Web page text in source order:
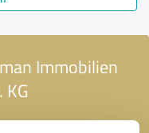
Immobilien
KG